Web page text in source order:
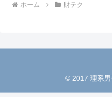
ホーム 財テク
© 2017 理系男